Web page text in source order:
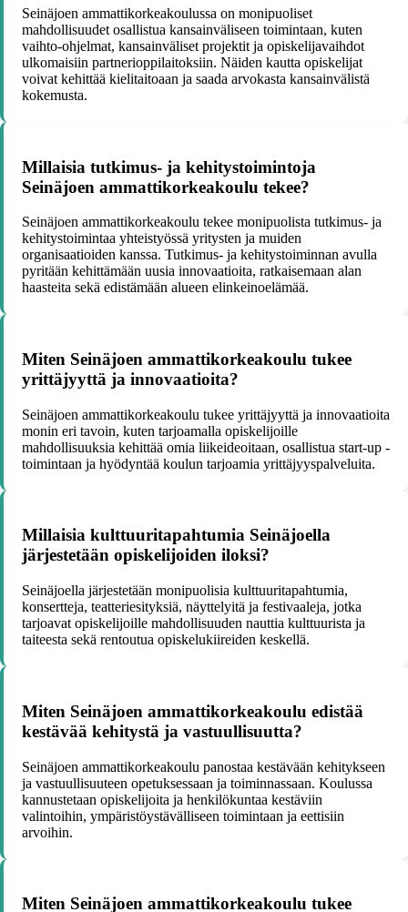
Seinäjoen ammattikorkeakoulussa on monipuoliset
mahdollisuudet osallistua kansainväliseen toimintaan, kuten
vaihto-ohjelmat, kansainväliset projektit ja opiskelijavaihdot
ulkomaisiin partnerioppilaitoksiin. Näiden kautta opiskelijat
voivat kehittää kielitaitoaan ja saada arvokasta kansainvälistä
kokemusta.
Millaisia tutkimus- ja kehitystoimintoja
Seinäjoen ammattikorkeakoulu tekee?
Seinäjoen ammattikorkeakoulu tekee monipuolista tutkimus- ja
kehitystoimintaa yhteistyössä yritysten ja muiden
organisaatioiden kanssa. Tutkimus- ja kehitystoiminnan avulla
pyritään kehittämään uusia innovaatioita, ratkaisemaan alan
haasteita sekä edistämään alueen elinkeinoelämää.
Miten Seinäjoen ammattikorkeakoulu tukee
yrittäjyyttä ja innovaatioita?
Seinäjoen ammattikorkeakoulu tukee yrittäjyyttä ja innovaatioita
monin eri tavoin, kuten tarjoamalla opiskelijoille
mahdollisuuksia kehittää omia liikeideoitaan, osallistua start-up -
toimintaan ja hyödyntää koulun tarjoamia yrittäjyyspalveluita.
Millaisia kulttuuritapahtumia Seinäjoella
järjestetään opiskelijoiden iloksi?
Seinäjoella järjestetään monipuolisia kulttuuritapahtumia,
konsertteja, teatteriesityksiä, näyttelyitä ja festivaaleja, jotka
tarjoavat opiskelijoille mahdollisuuden nauttia kulttuurista ja
taiteesta sekä rentoutua opiskelukiireiden keskellä.
Miten Seinäjoen ammattikorkeakoulu edistää
kestävää kehitystä ja vastuullisuutta?
Seinäjoen ammattikorkeakoulu panostaa kestävään kehitykseen
ja vastuullisuuteen opetuksessaan ja toiminnassaan. Koulussa
kannustetaan opiskelijoita ja henkilökuntaa kestäviin
valintoihin, ympäristöystävälliseen toimintaan ja eettisiin
arvoihin.
Miten Seinäjoen ammattikorkeakoulu tukee